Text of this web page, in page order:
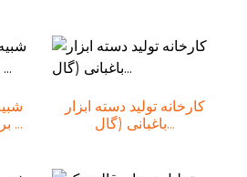
کمک گاز و DFM برای ...
کارخانه تولید دسته ابزار
باغبانی (گال...